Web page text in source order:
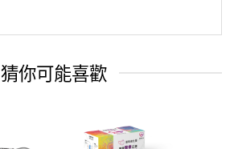
猜你可能喜歡